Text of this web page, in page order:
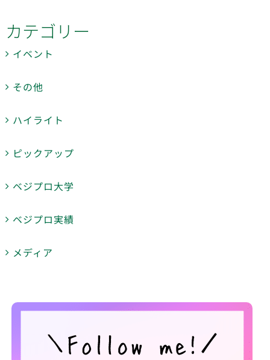
カテゴリー
イベント
その他
ハイライト
ピックアップ
ベジプロ大学
ベジプロ実績
メディア